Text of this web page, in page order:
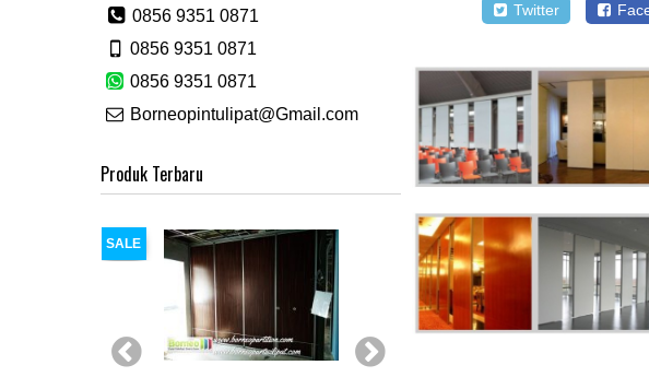
Twitter
0856 9351 0871
0856 9351 0871
0856 9351 0871
Borneopintulipat@Gmail.com
Produk Terbaru
SALE SALE